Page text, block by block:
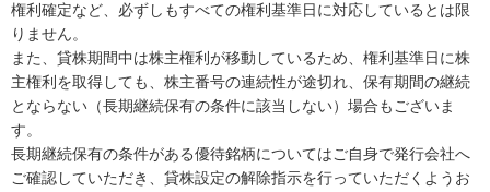
権利確定など、必ずしもすべての権利基準日に対応しているとは限
りません。
また、貸株期間中は株主権利が移動しているため、権利基準日に株
主権利を取得しても、株主番号の連続性が途切れ、保有期間の継続
とならない（長期継続保有の条件に該当しない）場合もございま
す。
長期継続保有の条件がある優待銘柄についてはご自身で発行会社へ
ご確認していただき、貸株設定の解除指示を行っていただくようお